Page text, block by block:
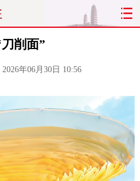
削面”
2026年06月30日 10:56